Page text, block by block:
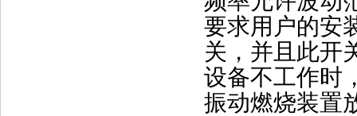
要求用户的安
关，并且此开
设备不工作时
振动燃烧装置